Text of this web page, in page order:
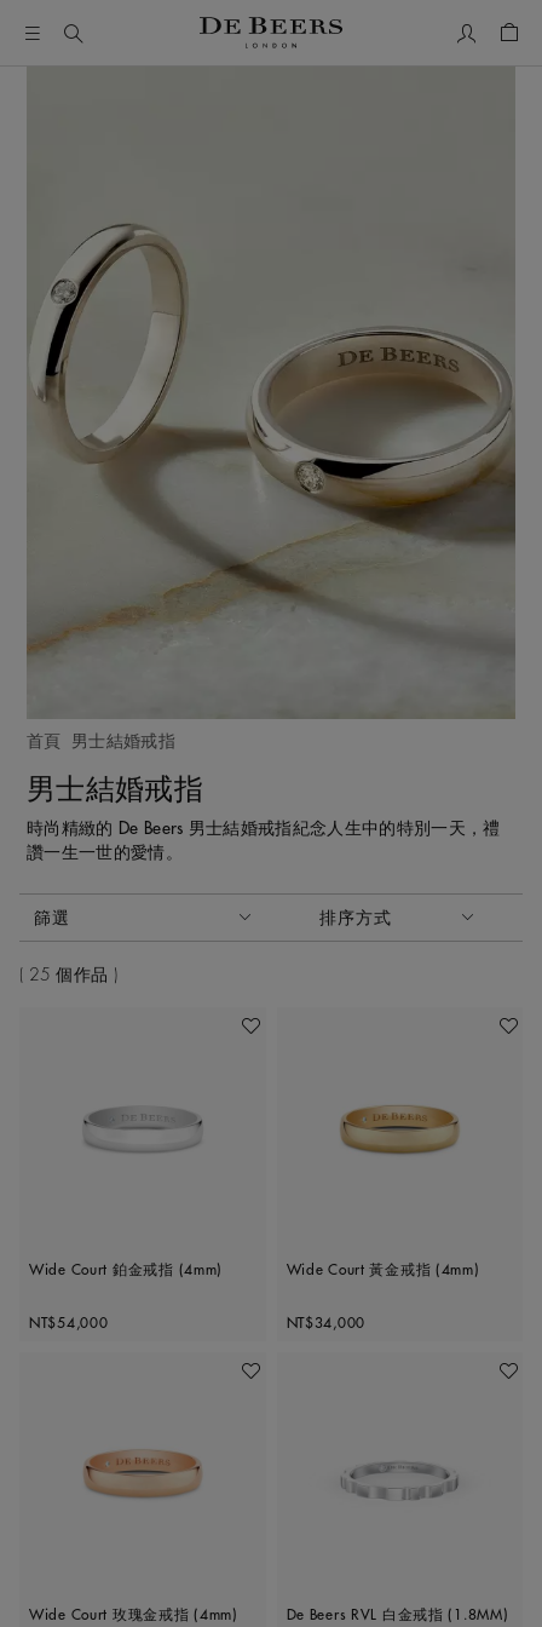
首頁 男士結婚戒指
男士結婚戒指
時尚精緻的 De Beers 男士結婚戒指紀念人生中的特別一天，禮
讚一生一世的愛情。
篩選 排序方式
排序方式
25 個作品
加入喜愛清單
Wide Court 鉑金戒指 (4mm)
Original price
NT$54,000
加入喜
Wide Court 黃金戒指 (4mm)
Original price
NT$34,000
加入喜愛清單
Wide Court 玫瑰金戒指 (4mm)
加入喜
De Beers RVL 白金戒指 (1.8MM)